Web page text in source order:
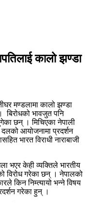
कालो झण्डा
मण्डलामा कालो झण्डा
बिरोधको भावजुत पनि
छन् । मिचिएका नेपाली
दलको आयोजनामा प्रदर्शन
भारत विराधी नाराबाजी
भएर केही व्यक्तिले भारतीय
विरोध गरेका छन् । नेपालको
किन निम्त्यायो भन्ने विषय
गरेका हुन् ।